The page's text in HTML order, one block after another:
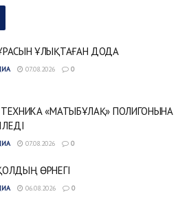
ҰЛЫҚТАҒАН ДОДА
07.08.2026 0
«МАТЫБҰЛАҚ» ПОЛИГОНЫНА
07.08.2026 0
ӨРНЕГІ
06.08.2026 0